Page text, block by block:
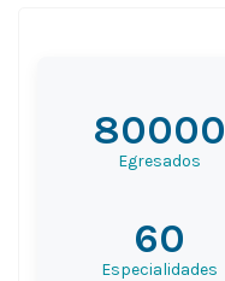
80000
Egresados
60
Especialidades